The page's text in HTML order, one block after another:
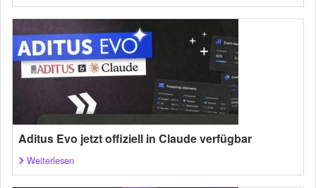
Aditus Evo jetzt offiziell in Claude verfügbar
Weiterlesen